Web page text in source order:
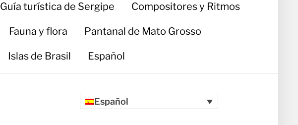
Guía turística de Sergipe Compositores y Ritmos
Fauna y flora Pantanal de Mato Grosso
Islas de Brasil Español
Español